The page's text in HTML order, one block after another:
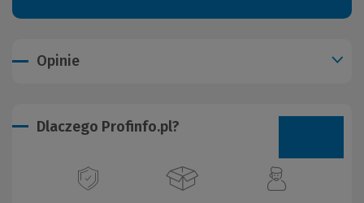
Opinie
Dlaczego Profinfo.pl?